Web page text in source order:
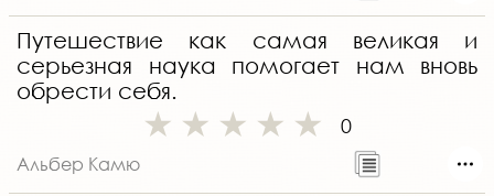
Путешествие как самая великая и
серьезная наука помогает нам вновь
обрести себя.
0
Альбер Камю